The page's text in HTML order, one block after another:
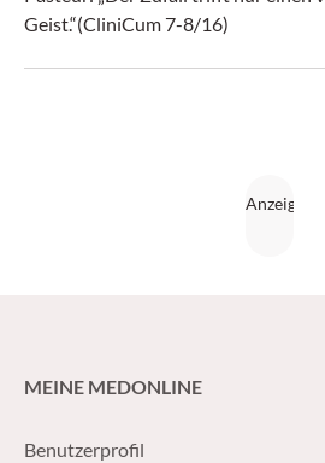
Geist.“(CliniCum 7-8/16)
MEINE MEDONLINE
Benutzerprofil